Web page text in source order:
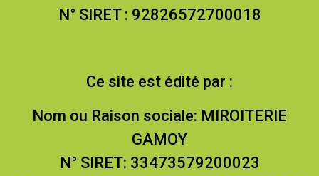
N° SIRET : 92826572700018
Ce site est édité par :
Nom ou Raison sociale: MIROITERIE
GAMOY
N° SIRET: 33473579200023